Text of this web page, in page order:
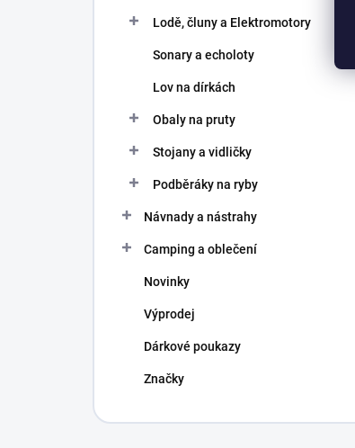
Lodě, čluny a Elektromotory
Sonary a echoloty
Lov na dírkách
Obaly na pruty
Stojany a vidličky
Podběráky na ryby
Návnady a nástrahy
Camping a oblečení
Novinky
Výprodej
Dárkové poukazy
Značky